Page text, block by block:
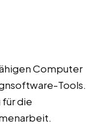
Computer
Tools.
die